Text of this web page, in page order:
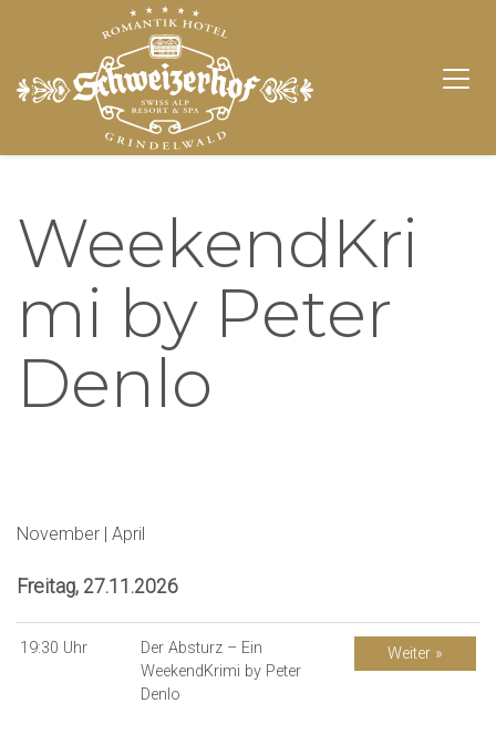
WeekendKri
mi by Peter
Denlo
November | April
Freitag, 27.11.2026
19:30 Uhr
Der Absturz – Ein
WeekendKrimi by Peter
Denlo
Weiter »